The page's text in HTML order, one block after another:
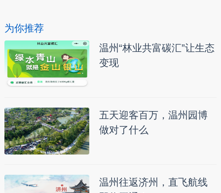
为你推荐
温州“林业共富碳汇”让生态
变现
五天迎客百万，温州园博
做对了什么
温州往返济州，直飞航线